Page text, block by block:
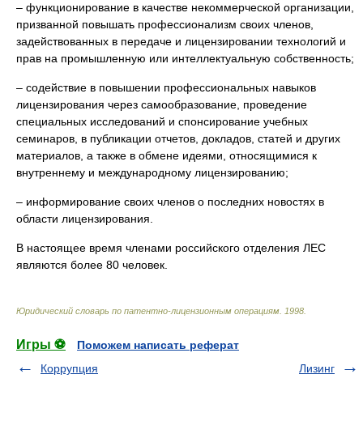
– функционирование в качестве некоммерческой организации,
призванной повышать профессионализм своих членов,
задействованных в передаче и лицензировании технологий и
прав на промышленную или интеллектуальную собственность;
– содействие в повышении профессиональных навыков
лицензирования через самообразование, проведение
специальных исследований и спонсирование учебных
семинаров, в публикации отчетов, докладов, статей и других
материалов, а также в обмене идеями, относящимися к
внутреннему и международному лицензированию;
– информирование своих членов о последних новостях в
области лицензирования.
В настоящее время членами российского отделения ЛЕС
являются более 80 человек.
Юридический словарь по патентно-лицензионным операциям 1998
Игры ⚽
Поможем написать реферат
Коррупция
Лизинг